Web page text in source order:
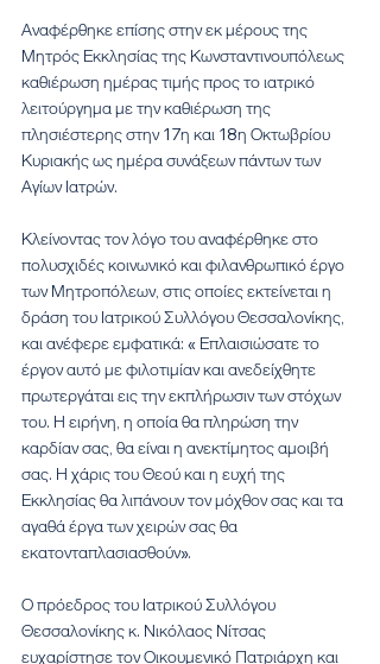
Αναφέρθηκε επίσης στην εκ μέρους της
Μητρός Εκκλησίας της Κωνσταντινουπόλεως
καθιέρωση ημέρας τιμής προς το ιατρικό
λειτούργημα με την καθιέρωση της
πλησιέστερης στην 17η και 18η Οκτωβρίου
Κυριακής ως ημέρα συνάξεων πάντων των
Αγίων Ιατρών.
Κλείνοντας τον λόγο του αναφέρθηκε στο
πολυσχιδές κοινωνικό και φιλανθρωπικό έργο
των Μητροπόλεων, στις οποίες εκτείνεται η
δράση του Ιατρικού Συλλόγου Θεσσαλονίκης,
και ανέφερε εμφατικά: « Επλαισιώσατε το
έργον αυτό με φιλοτιμίαν και ανεδείχθητε
πρωτεργάται εις την εκπλήρωσιν των στόχων
του. Η ειρήνη, η οποία θα πληρώση την
καρδίαν σας, θα είναι η ανεκτίμητος αμοιβή
σας. Η χάρις του Θεού και η ευχή της
Εκκλησίας θα λιπάνουν τον μόχθον σας και τα
αγαθά έργα των χειρών σας θα
εκατονταπλασιασθούν».
Ο πρόεδρος του Ιατρικού Συλλόγου
Θεσσαλονίκης κ. Νικόλαος Νίτσας
ευχαρίστησε τον Οικουμενικό Πατριάρχη και